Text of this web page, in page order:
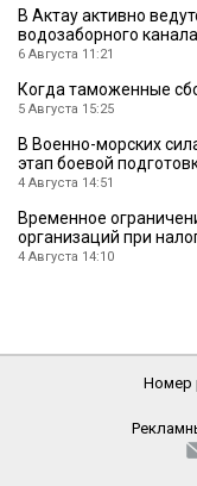
В Актау активно
водозаборного
6 Августа 11:21
Когда таможенные
5 Августа 15:25
В Военно-морских
этап боевой
4 Августа 14:51
Временное
организаций при
4 Августа 14:10
Номер